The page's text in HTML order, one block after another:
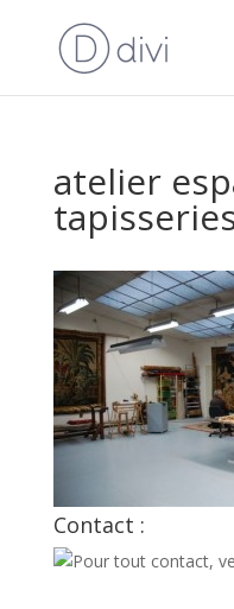
atelier
Contact :